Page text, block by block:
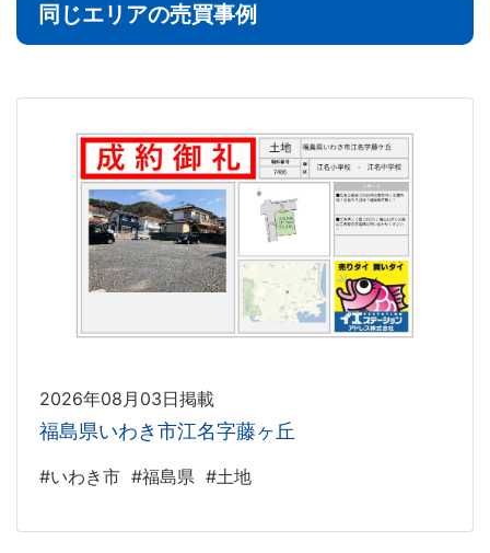
同じエリアの売買事例
2026年08月03日掲載
福島県いわき市江名字藤ヶ丘
#いわき市 #福島県 #土地